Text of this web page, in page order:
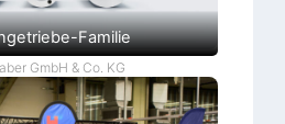
Familie
GmbH & Co. KG